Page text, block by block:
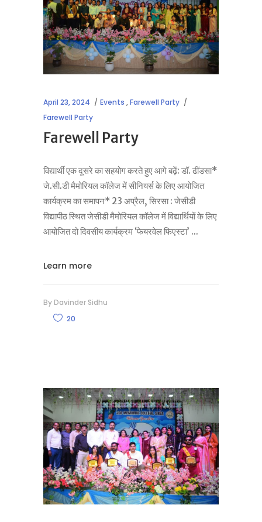
April 23, 2024 Events ,Farewell Party
Farewell Party
Farewell Party
विद्यार्थी एक दूसरे का सहयोग करते हुए आगे बढ़ें: डॉ. ढींडसा*
जे.सी.डी मैमोरियल कॉलेज में सीनियर्स के लिए आयोजित
कार्यक्रम का समापन* 23 अप्रैल, सिरसा : जेसीडी
विद्यापीठ स्थित जेसीडी मैमोरियल कॉलेज में विद्यार्थियों के लिए
आयोजित दो दिवसीय कार्यक्रम ‘फेयरवेल फिएस्टा’
Learn more
By Davinder Sidhu
20